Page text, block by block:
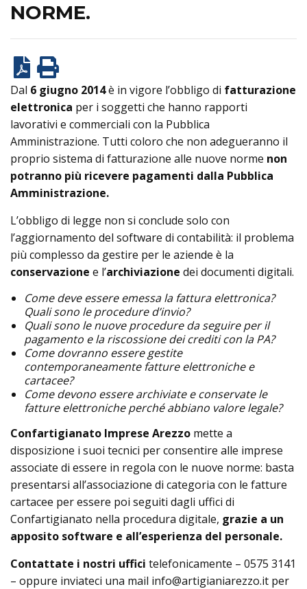
NORME.
Dal 6 giugno 2014è in vigore l’obbligo di fatturazione
elettronica per i soggetti che hanno rapporti
lavorativi e commerciali con la Pubblica
Amministrazione. Tutti coloro che non adegueranno il
proprio sistema di fatturazione alle nuove norme non
potranno più ricevere pagamenti dalla Pubblica
Amministrazione.
L’obbligo di legge non si conclude solo con
l’aggiornamento del software di contabilità: il problema
più complesso da gestire per le aziende è la
conservazione e l’archiviazione dei documenti digitali.
Come deve essere emessa la fattura elettronica?
Quali sono le procedure d’invio?
Quali sono le nuove procedure da seguire per il
pagamento e la riscossione dei crediti con la PA?
Come dovranno essere gestite
contemporaneamente fatture elettroniche e
cartacee?
Come devono essere archiviate e conservate le
fatture elettroniche perché abbiano valore legale?
Confartigianato Imprese Arezzo mette a
disposizione i suoi tecnici per consentire alle imprese
associate di essere in regola con le nuove norme: basta
presentarsi all’associazione di categoria con le fatture
cartacee per essere poi seguiti dagli uffici di
Confartigianato nella procedura digitale, grazie a un
apposito software e all’esperienza del personale.
Contattate i nostri uffici telefonicamente – 0575 3141
– oppure inviateci una mail info@artigianiarezzo.it per